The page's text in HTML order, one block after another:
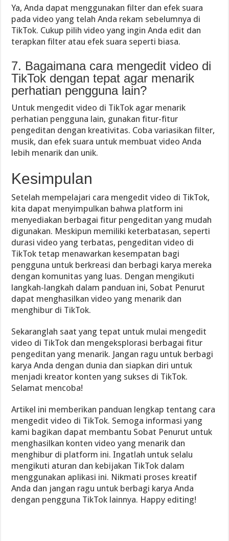
Ya, Anda dapat menggunakan filter dan efek suara
pada video yang telah Anda rekam sebelumnya di
TikTok. Cukup pilih video yang ingin Anda edit dan
terapkan filter atau efek suara seperti biasa.
7. Bagaimana cara mengedit video di
TikTok dengan tepat agar menarik
perhatian pengguna lain?
Untuk mengedit video di TikTok agar menarik
perhatian pengguna lain, gunakan fitur-fitur
pengeditan dengan kreativitas. Coba variasikan filter,
musik, dan efek suara untuk membuat video Anda
lebih menarik dan unik.
Kesimpulan
Setelah mempelajari cara mengedit video di TikTok,
kita dapat menyimpulkan bahwa platform ini
menyediakan berbagai fitur pengeditan yang mudah
digunakan. Meskipun memiliki keterbatasan, seperti
durasi video yang terbatas, pengeditan video di
TikTok tetap menawarkan kesempatan bagi
pengguna untuk berkreasi dan berbagi karya mereka
dengan komunitas yang luas. Dengan mengikuti
langkah-langkah dalam panduan ini, Sobat Penurut
dapat menghasilkan video yang menarik dan
menghibur di TikTok.
Sekaranglah saat yang tepat untuk mulai mengedit
video di TikTok dan mengeksplorasi berbagai fitur
pengeditan yang menarik. Jangan ragu untuk berbagi
karya Anda dengan dunia dan siapkan diri untuk
menjadi kreator konten yang sukses di TikTok.
Selamat mencoba!
Artikel ini memberikan panduan lengkap tentang cara
mengedit video di TikTok. Semoga informasi yang
kami bagikan dapat membantu Sobat Penurut untuk
menghasilkan konten video yang menarik dan
menghibur di platform ini. Ingatlah untuk selalu
mengikuti aturan dan kebijakan TikTok dalam
menggunakan aplikasi ini. Nikmati proses kreatif
Anda dan jangan ragu untuk berbagi karya Anda
dengan pengguna TikTok lainnya. Happy editing!